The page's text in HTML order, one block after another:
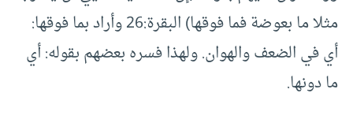
مثلا ما بعوضة فما فوقها) البقرة:26 وأراد بما فوقها:
أي في الضعف والهوان. ولهذا فسره بعضهم بقوله: أي
ما دونها.